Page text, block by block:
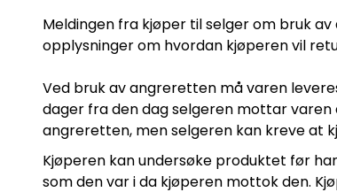
Meldingen fra kjøper til selger om bruk
opplysninger om hvordan kjøperen vil
Ved bruk av angreretten må varen
dager fra den dag selgeren mottar
angreretten, men selgeren kan kreve at
Kjøperen kan undersøke produktet før
som den var i da kjøperen mottok den.